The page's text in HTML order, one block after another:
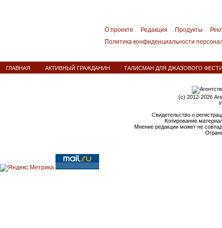
О проекте Редакция Продукты
Политика конфиденциальности
ГЛАВНАЯ АКТИВНЫЙ ГРАЖДАНИН ТАЛИСМАН ДЛЯ ДЖАЗОВОГО
(c) 2012-2026
Свидетельство о
Копирование
Мнение редакции может не